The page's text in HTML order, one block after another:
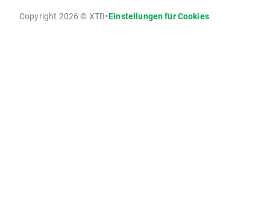
Copyright 2026 © XTB•Einstellungen für Cookies